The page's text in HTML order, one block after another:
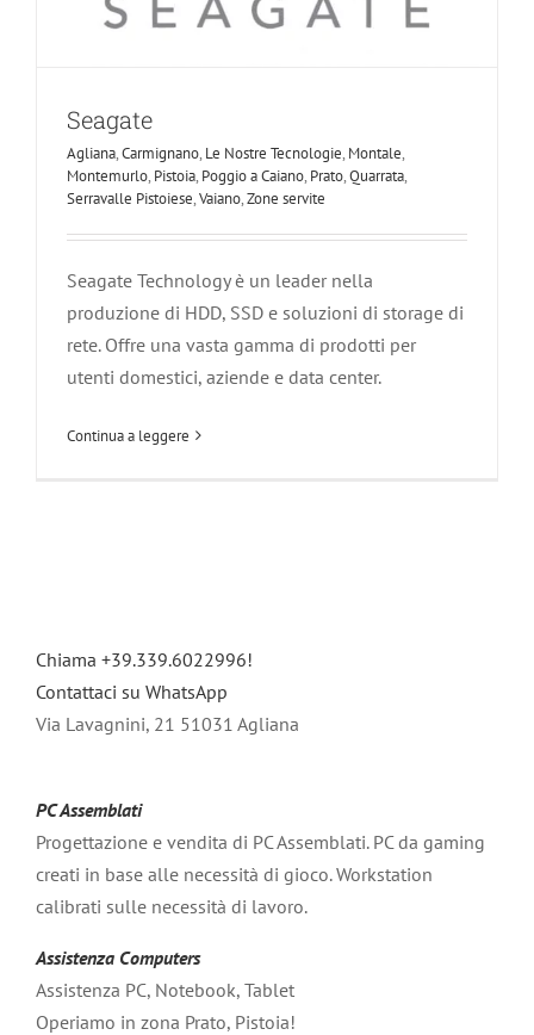
Seagate
Agliana,Carmignano, Le Nostre Tecnologie, Montale,
Montemurlo, Pistoia, Poggio a Caiano, Prato,Quarrata,
Serravalle Pistoiese,Vaiano,Zone servite
Seagate Technology è un leader nella
produzione di HDD, SSD e soluzioni di storage di
rete. Offre una vasta gamma di prodotti per
utenti domestici, aziende e data center.
Continua a leggere
Chiama +39.339.6022996!
Contattaci su WhatsApp
Via Lavagnini, 21 51031 Agliana
PC Assemblati
Progettazione e vendita di PC Assemblati. PC da gaming
creati in base alle necessità di gioco. Workstation
calibrati sulle necessità di lavoro.
Assistenza Computers
Assistenza PC, Notebook, Tablet
Operiamo in zona Prato, Pistoia!